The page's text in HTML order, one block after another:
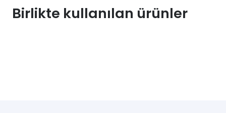
Birlikte kullanılan ürünler